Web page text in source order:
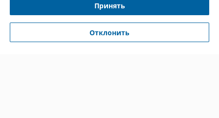
Полная версия сайта
Принять
Отклонить